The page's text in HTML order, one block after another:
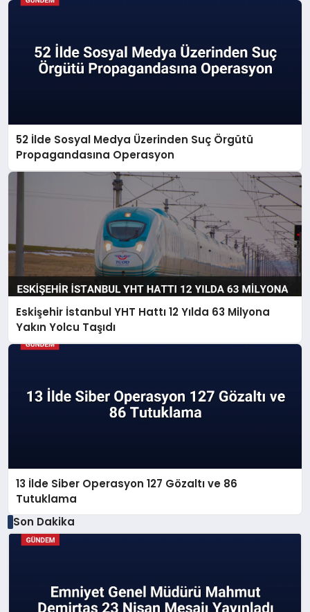
52 İlde Sosyal Medya Üzerinden Suç Örgütü
Propagandasına Operasyon
Eskişehir İstanbul YHT Hattı 12 Yılda 63 Milyona
Yakın Yolcu Taşıdı
13 İlde Siber Operasyon 127 Gözaltı ve 86
Tutuklama
Son Dakika